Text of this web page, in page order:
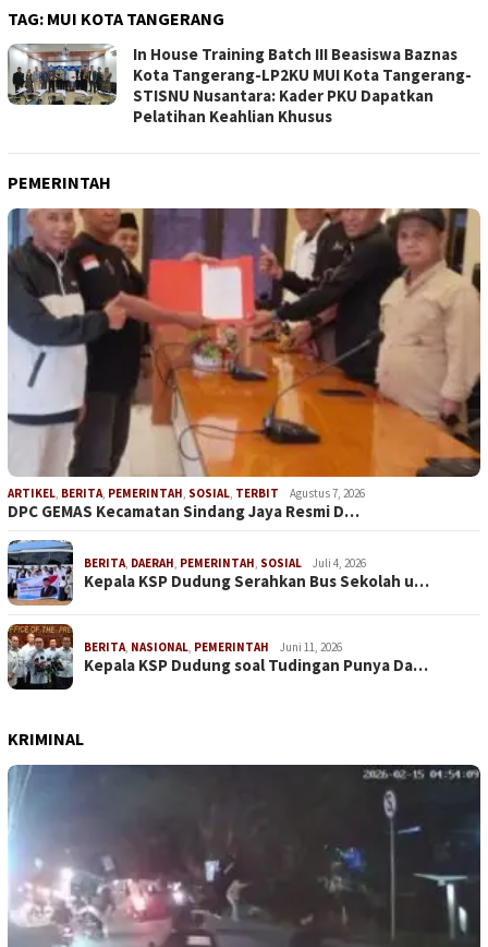
TAG: MUI KOTA TANGERANG
In House Training Batch III Beasiswa Baznas
Kota Tangerang-LP2KU MUI Kota Tangerang-
STISNU Nusantara: Kader PKU Dapatkan
Pelatihan Keahlian Khusus
PEMERINTAH
ARTIKEL, BERITA, PEMERINTAH, SOSIAL, TERBIT Agustus 7, 2026
DPC GEMAS Kecamatan Sindang Jaya Resmi D…
BERITA, DAERAH, PEMERINTAH, SOSIAL Juli 4, 2026
Kepala KSP Dudung Serahkan Bus Sekolah u…
BERITA, NASIONAL, PEMERINTAH Juni 11, 2026
Kepala KSP Dudung soal Tudingan Punya Da…
KRIMINAL